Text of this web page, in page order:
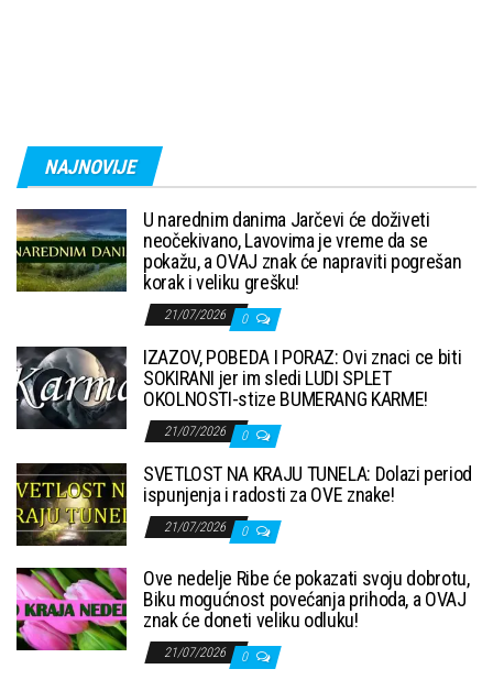
NAJNOVIJE
U narednim danima Jarčevi će doživeti
neočekivano, Lavovima je vreme da se
pokažu, a OVAJ znak će napraviti pogrešan
korak i veliku grešku!
21/07/2026 0
IZAZOV, POBEDA I PORAZ: Ovi znaci ce biti
SOKIRANI jer im sledi LUDI SPLET
OKOLNOSTI-stize BUMERANG KARME!
21/07/2026 0
SVETLOST NA KRAJU TUNELA: Dolazi period
ispunjenja i radosti za OVE znake!
21/07/2026 0
Ove nedelje Ribe će pokazati svoju dobrotu,
Biku mogućnost povećanja prihoda, a OVAJ
znak će doneti veliku odluku!
21/07/2026 0